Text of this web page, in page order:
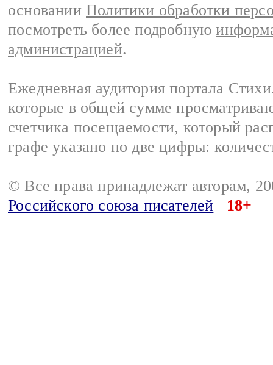
основании Политики обработки
посмотреть более подробную
администрацией.
Ежедневная аудитория портала
которые в общей сумме
счетчика посещаемости, который
графе указано по две цифры:
© Все права принадлежат авторам,
Российского союза писателей
18+